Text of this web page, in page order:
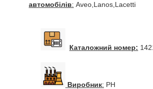
автомобілів: Aveo,Lanos,Lacetti
Каталожний номер:
Виробник: PH